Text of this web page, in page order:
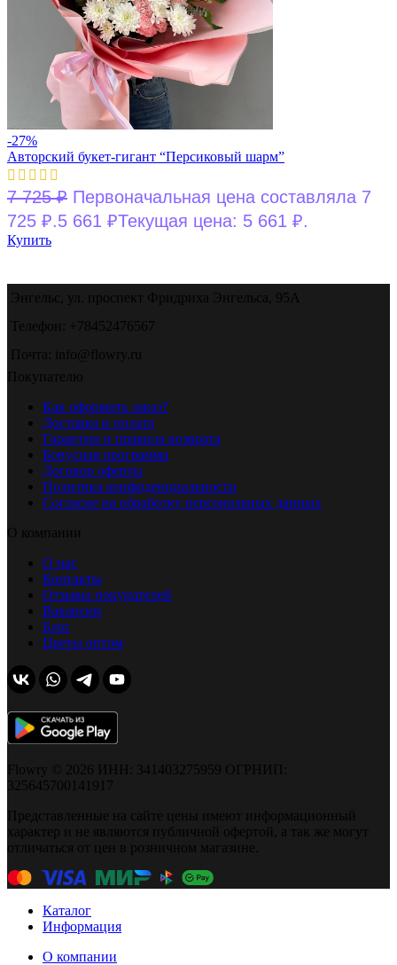
-27%
Авторский букет-гигант “Персиковый шарм”
7 725₽ Первоначальная цена составляла 7
725 ₽.5 661 ₽Текущая цена: 5 661 ₽.
Купить
Энгельс, ул. проспект Фридриха Энгельса, 95А
Телефон: +78452476567
Почта: info@flowry.ru
Покупателю
Как оформить заказ?
Доставка и оплата
Гарантии и правила возврата
Бонусная программа
Договор оферты
Политика конфиденциальности
Согласие на обработку персональных данных
О компании
О нас
Контакты
Отзывы покупателей
Вакансии
Блог
Цветы оптом
Flowry © 2026 ИНН: 341403275959 ОГРНИП:
325645700141917
Представленные на сайте цены имеют информационный
характер и не являются публичной офертой, а так же могут
отличаться от цен в розничном магазине.
Каталог
Информация
О компании